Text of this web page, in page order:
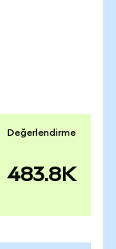
Değerlendirme
483.8K